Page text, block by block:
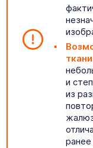
ткани
и
из